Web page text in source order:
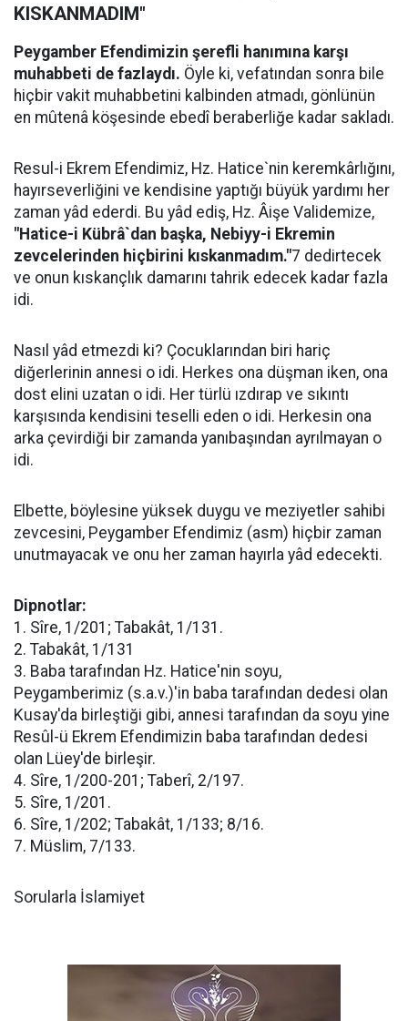
KISKANMADIM"
Peygamber Efendimizin şerefli hanımına karşı
muhabbeti de fazlaydı. Öyle ki, vefatından sonra bile
hiçbir vakit muhabbetini kalbinden atmadı, gönlünün
en mûtenâ köşesinde ebedî beraberliğe kadar sakladı.
Resul-i Ekrem Efendimiz, Hz. Hatice`nin keremkârlığını,
hayırseverliğini ve kendisine yaptığı büyük yardımı her
zaman yâd ederdi. Bu yâd ediş, Hz. Âişe Validemize,
"Hatice-i Kübrâ`dan başka, Nebiyy-i Ekremin
zevcelerinden hiçbirini kıskanmadım."7 dedirtecek
ve onun kıskançlık damarını tahrik edecek kadar fazla
idi.
Nasıl yâd etmezdi ki? Çocuklarından biri hariç
diğerlerinin annesi o idi. Herkes ona düşman iken, ona
dost elini uzatan o idi. Her türlü ızdırap ve sıkıntı
karşısında kendisini teselli eden o idi. Herkesin ona
arka çevirdiği bir zamanda yanıbaşından ayrılmayan o
idi.
Elbette, böylesine yüksek duygu ve meziyetler sahibi
zevcesini, Peygamber Efendimiz (asm) hiçbir zaman
unutmayacak ve onu her zaman hayırla yâd edecekti.
Dipnotlar:
1. Sîre, 1/201; Tabakât, 1/131.
2. Tabakât, 1/131
3. Baba tarafından Hz. Hatice'nin soyu,
Peygamberimiz (s.a.v.)'in baba tarafından dedesi olan
Kusay'da birleştiği gibi, annesi tarafından da soyu yine
Resûl-ü Ekrem Efendimizin baba tarafından dedesi
olan Lüey'de birleşir.
4. Sîre, 1/200-201; Taberî, 2/197.
5. Sîre, 1/201.
6. Sîre, 1/202; Tabakât, 1/133; 8/16.
7. Müslim, 7/133.
Sorularla İslamiyet